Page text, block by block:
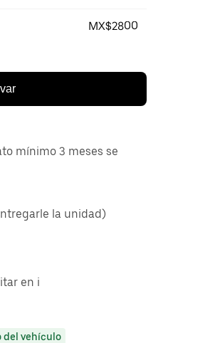
MX$2800
mínimo 3 meses se
la unidad)
en i
del vehículo